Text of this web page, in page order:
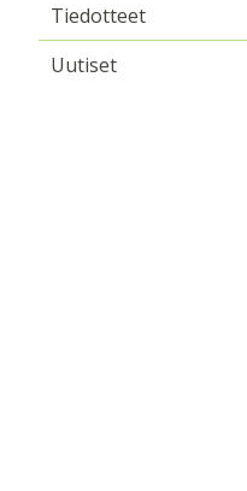
Tiedotteet
Uutiset